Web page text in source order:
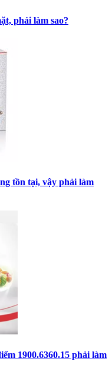
phải làm sao?
tồn tại, vậy phải làm
1900.6360.15 phải làm